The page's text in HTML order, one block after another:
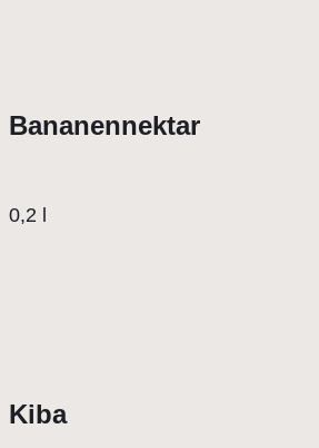
Bananennektar
0,2 l
Kiba